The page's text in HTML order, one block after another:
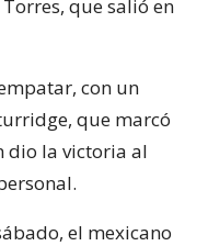
que salió en
con un
que marcó
dio la victoria al
el mexicano